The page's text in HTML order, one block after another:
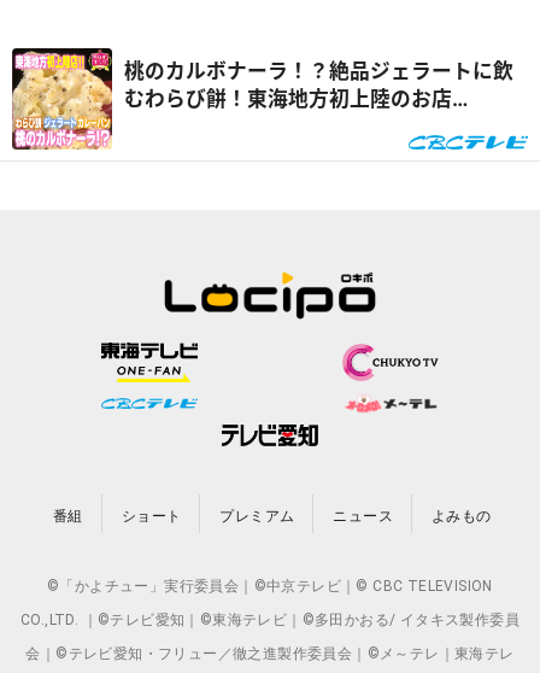
桃のカルボナーラ！？絶品ジェラートに飲
むわらび餅！東海地方初上陸のお店
番組 ショート プレミアム ニュース よみもの
©「かよチュー」実行委員会｜©中京テレビ｜© CBC TELEVISION
CO.,LTD. ｜©テレビ愛知｜©東海テレビ｜©多田かおる/ イタキス製作委員
会｜©テレビ愛知・フリュー／徹之進製作委員会｜©メ～テレ｜東海テレ